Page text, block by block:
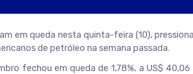
em queda nesta quinta-feira (10),
de petróleo na semana passada.
fechou em queda de 1,78%, a US$ 40,06